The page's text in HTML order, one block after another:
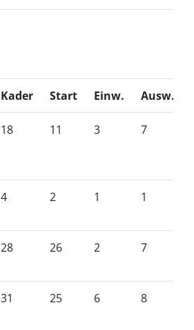
Kader Start Einw. Ausw.
18 11 3 7
4 2 1 1
28 26 2 7
31 25 6 8